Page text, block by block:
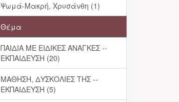
Ψωμά-Μακρή, Χρυσάνθη (1)
Θέμα
ΠΑΙΔΙΑ ΜΕ ΕΙΔΙΚΕΣ ΑΝΑΓΚΕΣ --
ΕΚΠΑΙΔΕΥΣΗ (20)
ΜΑΘΗΣΗ, ΔΥΣΚΟΛΙΕΣ ΤΗΣ --
ΕΚΠΑΙΔΕΥΣΗ (5)